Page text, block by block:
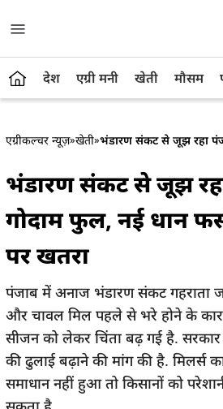
देश एग्री मनी खेती मौसम
एग्रीकल्चर न्यूज़»खेती»भंडारण संकट से जूझ रहा
भंडारण संकट से जूझ
गोदाम फुल, नई धान
पर खतरा
पंजाब में अनाज भंडारण संकट गहराता
और चावल मिल पहले से भरे होने के
सीजन को लेकर चिंता बढ़ गई है.
की ढुलाई बढ़ाने की मांग की है. मिलर्स
समाधान नहीं हुआ तो किसानों को